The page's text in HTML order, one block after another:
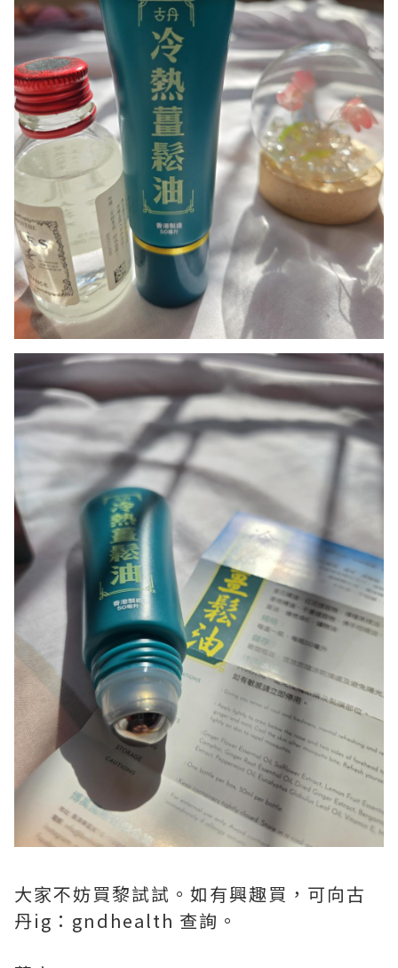
大家不妨買黎試試。如有興趣買，可向古
丹ig：gndhealth 查詢。